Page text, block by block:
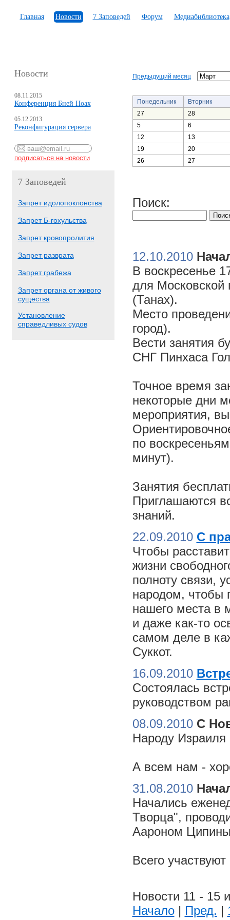
Главная Новости 7 Заповедей Форум Медиабиблиотека
Новости
08.11.2015
Конференция Бней Ноах
05.12.2013
Реконфигурация сервера
7 Заповедей
Запрет идолопоклонства
Запрет Б-гохульства
Запрет кровопролития
Запрет разврата
Запрет грабежа
Запрет органа от живого
существа
Установление
справедливых судов
Предыдущий месяц
Понедельник
Вторник
27
28
5
6
12
13
19
20
26
27
Поиск:
12.10.2010
В воскресенье
для Московской
(Танах).
Место
город).
Вести занятия
СНГ Пинхаса
Точное время
некоторые дни
мероприятия,
по
минут).
Занятия
Приглашаются
знаний.
22.09.2010 С
Чтобы
жизни
полноту связи,
народом, чтобы
нашего места в
и даже как-то
самом деле в
Суккот.
16.09.2010
Состоялась
руководством
08.09.2010 С
Народу Израиля
А всем нам -
31.08.2010
Начались
Творца",
Аароном
Всего
Новости 11 - 15
Начало| Пред. |